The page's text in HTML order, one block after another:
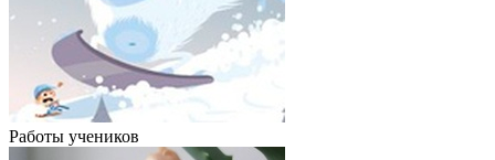
Работы учеников